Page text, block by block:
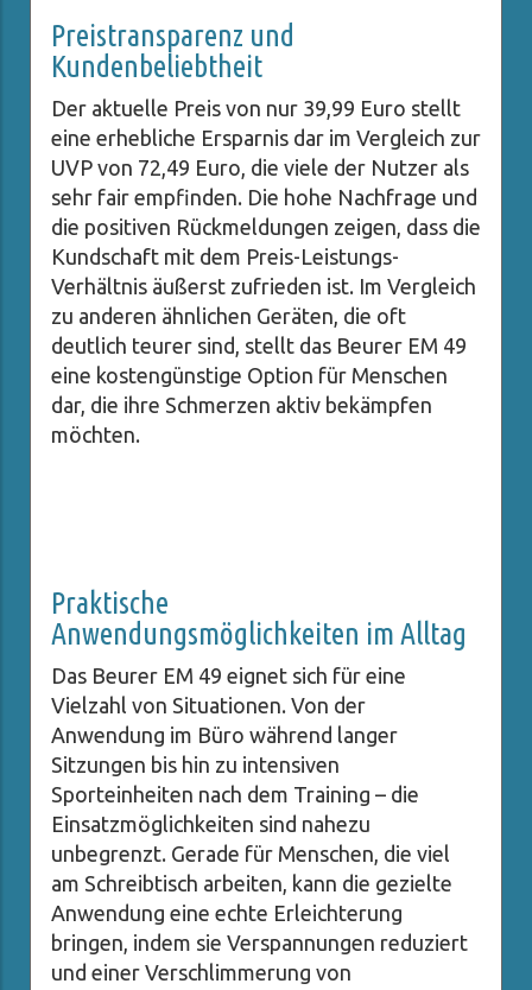
Preistransparenz und
Kundenbeliebtheit
Der aktuelle Preis von nur 39,99 Euro stellt
eine erhebliche Ersparnis dar im Vergleich zur
UVP von 72,49 Euro, die viele der Nutzer als
sehr fair empfinden. Die hohe Nachfrage und
die positiven Rückmeldungen zeigen, dass die
Kundschaft mit dem Preis-Leistungs-
Verhältnis äußerst zufrieden ist. Im Vergleich
zu anderen ähnlichen Geräten, die oft
deutlich teurer sind, stellt das Beurer EM 49
eine kostengünstige Option für Menschen
dar, die ihre Schmerzen aktiv bekämpfen
möchten.
Praktische
Anwendungsmöglichkeiten im Alltag
Das Beurer EM 49 eignet sich für eine
Vielzahl von Situationen. Von der
Anwendung im Büro während langer
Sitzungen bis hin zu intensiven
Sporteinheiten nach dem Training – die
Einsatzmöglichkeiten sind nahezu
unbegrenzt. Gerade für Menschen, die viel
am Schreibtisch arbeiten, kann die gezielte
Anwendung eine echte Erleichterung
bringen, indem sie Verspannungen reduziert
und einer Verschlimmerung von